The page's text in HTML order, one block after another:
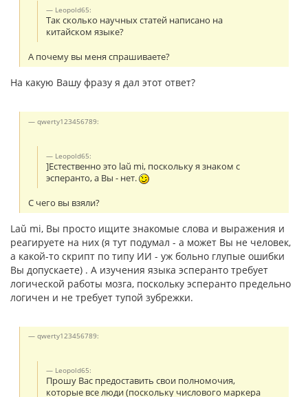
Leopold65:
Так сколько научных статей написано на
китайском языке?
А почему вы меня спрашиваете?
На какую Вашу фразу я дал этот ответ?
qwerty123456789:
Leopold65:
]Естественно это laŭ mi, поскольку я знаком с
эсперанто, а Вы - нет.
С чего вы взяли?
Laŭ mi, Вы просто ищите знакомые слова и выражения и
реагируете на них (я тут подумал - а может Вы не человек,
а какой-то скрипт по типу ИИ - уж больно глупые ошибки
Вы допускаете) . А изучения языка эсперанто требует
логической работы мозга, поскольку эсперанто предельно
логичен и не требует тупой зубрежки.
qwerty123456789:
Leopold65:
Прошу Вас предоставить свои полномочия,
которые все люди (поскольку числового маркера